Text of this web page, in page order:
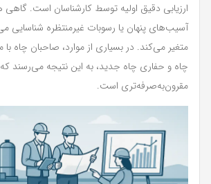
ارزیابی دقیق اولیه توسط کارشناسان است. گاهی
آسیب‌های پنهان یا رسوبات غیرمنتظره شناسایی
متغیر می‌کند. در بسیاری از موارد، صاحبان چاه با
چاه و حفاری چاه جدید، به این نتیجه می‌رسند که
مقرون‌به‌صرفه‌تری است.